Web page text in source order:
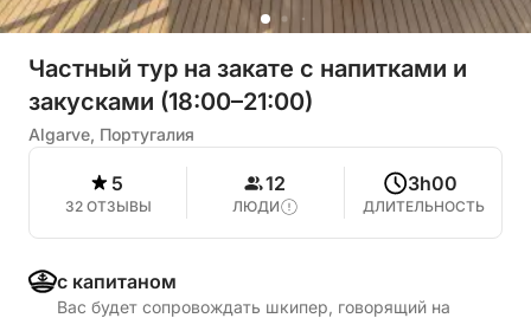
Частный тур на закате с напитками и
закусками (18:00–21:00)
Algarve, Португалия
5
32 ОТЗЫВЫ
12
ЛЮДИ
3h00
ДЛИТЕЛЬНОСТЬ
с капитаном
Вас будет сопровождать шкипер, говорящий на